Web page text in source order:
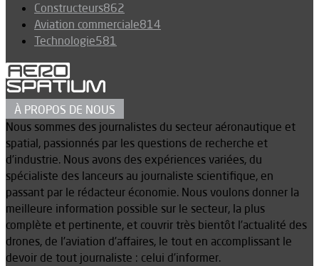
Constructeurs862
Aviation commerciale814
Technologie581
À PROPOS DE NOUS
Nous sommes des journalistes du secteur aéronautique et
spatial, passionnés par les questions de recherche et
d’industrie. Nous avons des expériences variées, du
spécialiste des lanceurs au journaliste scientifique, en
passant par le rédacteur économie. Nous voulons donner la
meilleure information possible sur le secteur, la plus
complète et pertinente, et couvrir très bientôt l’actualité des
drones, de l’aviation d’affaires, le tout en accomplissant le
devoir de tout journaliste : celui d’informer.